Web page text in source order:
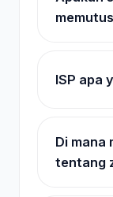
ISP apa
Di mana
tentang